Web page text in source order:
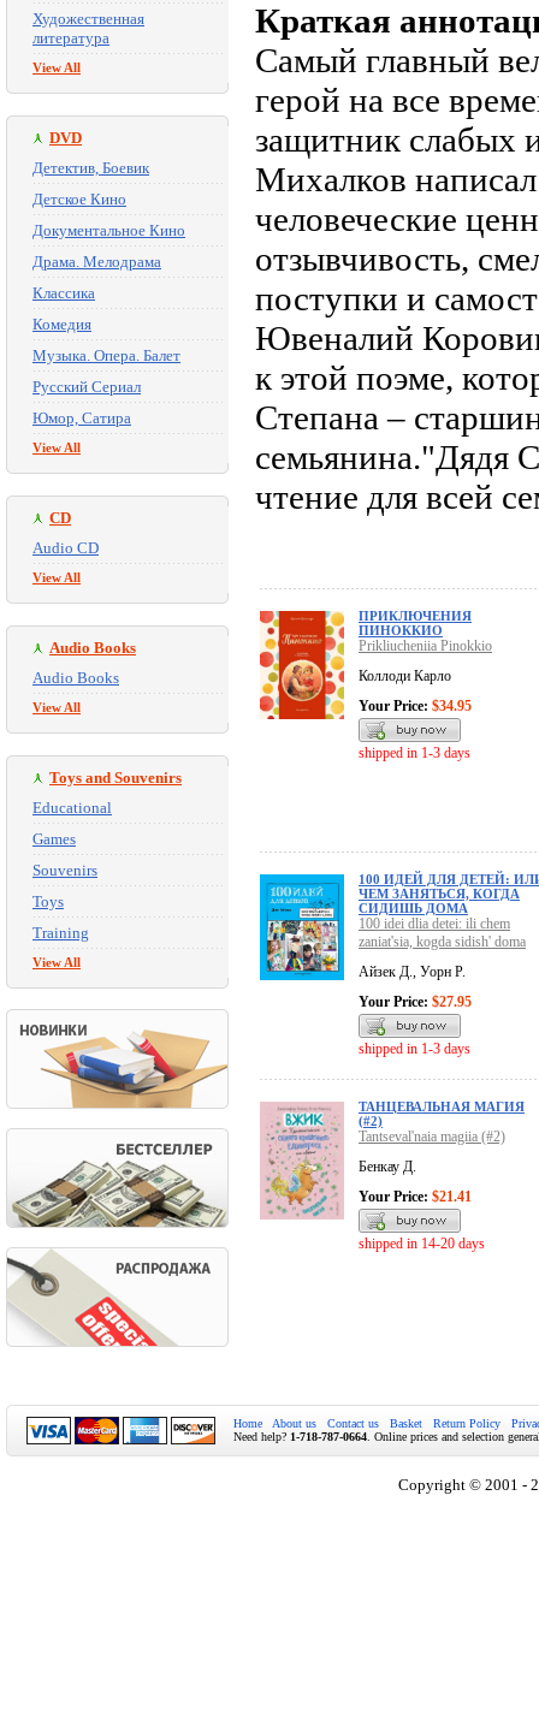
Художественная
литература
View All
DVD
Детектив, Боевик
Детское Кино
Документальное Кино
Драма. Мелодрама
Классика
Комедия
Музыка. Опера. Балет
Русский Сериал
Юмор, Сатира
View All
CD
Audio CD
View All
Audio Books
Audio Books
View All
Toys and Souvenirs
Educational
Games
Souvenirs
Toys
Training
View All
Краткая
Самый главный
герой на все
защитник слабых
Михалков
человеческие
отзывчивость,
поступки и
Ювеналий
к этой поэме,
Степана –
семьянина."Дядя
чтение для всей
ПРИКЛЮЧЕНИЯ
ПИНОККИО
Prikliucheniia Pinokkio
Коллоди Карло
Your Price: $34.95
shipped in 1-3 days
100 ИДЕЙ ДЛЯ ДЕТЕЙ:
ЧЕМ ЗАНЯТЬСЯ, КОГДА
СИДИШЬ ДОМА
100 idei dlia detei: ili chem
zaniat'sia, kogda sidish' doma
Айзек Д., Уорн Р.
Your Price: $27.95
shipped in 1-3 days
ТАНЦЕВАЛЬНАЯ МАГИЯ
(#2)
Tantseval'naia magiia (#2)
Бенкау Д.
Your Price: $21.41
shipped in 14-20 days
Home About us Contact us Basket Return Policy
Need help? 1-718-787-0664 . Online prices and selection
Copyright © 2001 -